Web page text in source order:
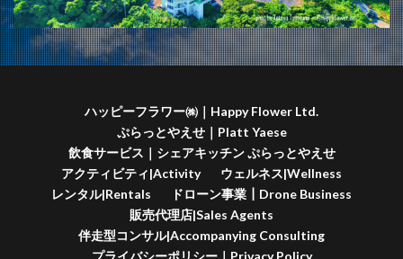
ハッピーフラワー㈱｜Happy Flower Ltd.
ぷらっとやえせ｜Platt Yaese
飲食サービス｜シェアキッチン ぷらっとやえせ
アクティビティ|Activity
ウェルネス|Wellness
レンタル|Rentals
ドローン事業┃Drone Business
販売代理店|Sales Agents
伴走型コンサル|Accompanying Consulting